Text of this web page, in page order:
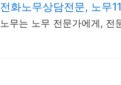
전화노무상담전문, 노무
노무는 노무 전문가에게, 전